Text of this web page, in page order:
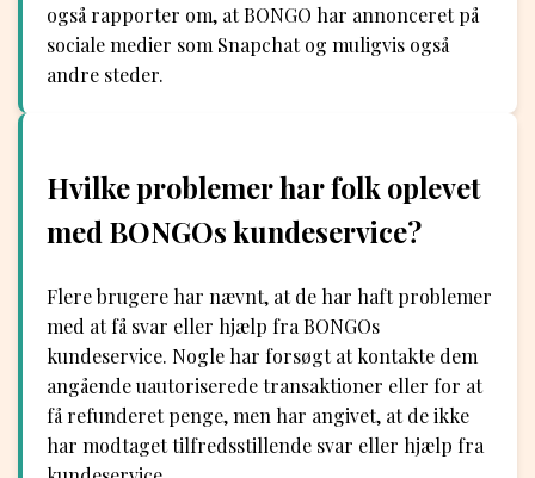
også rapporter om, at BONGO har annonceret på
sociale medier som Snapchat og muligvis også
andre steder.
Hvilke problemer har folk oplevet
med BONGOs kundeservice?
Flere brugere har nævnt, at de har haft problemer
med at få svar eller hjælp fra BONGOs
kundeservice. Nogle har forsøgt at kontakte dem
angående uautoriserede transaktioner eller for at
få refunderet penge, men har angivet, at de ikke
har modtaget tilfredsstillende svar eller hjælp fra